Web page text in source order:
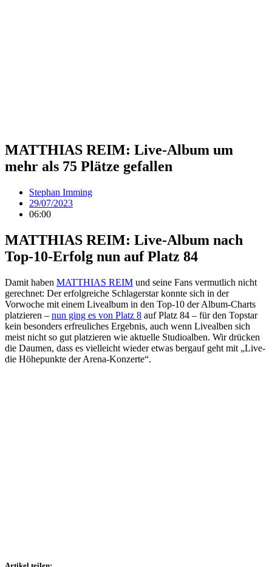
MATTHIAS REIM: Live-Album um
mehr als 75 Plätze gefallen
Stephan Imming
29/07/2023
06:00
MATTHIAS REIM: Live-Album nach
Top-10-Erfolg nun auf Platz 84
Damit haben MATTHIAS REIM und seine Fans vermutlich nicht
gerechnet: Der erfolgreiche Schlagerstar konnte sich in der
Vorwoche mit einem Livealbum in den Top-10 der Album-Charts
platzieren – nun ging es von Platz 8 auf Platz 84 – für den Topstar
kein besonders erfreuliches Ergebnis, auch wenn Livealben sich
meist nicht so gut platzieren wie aktuelle Studioalben. Wir drücken
die Daumen, dass es vielleicht wieder etwas bergauf geht mit „Live-
die Höhepunkte der Arena-Konzerte“.